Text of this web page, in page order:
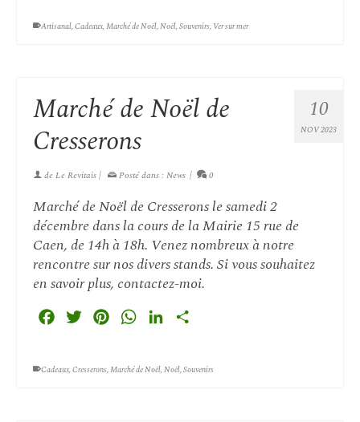
Artisanal,Cadeaux,Marché de Noël,Noël,Souvenirs,Ver sur mer
10
NOV 2023
Marché de Noël de
Cresserons
deLe Revitais| Posté dans : News | 0
Marché de Noël de Cresserons le samedi 2
décembre dans la cours de la Mairie 15 rue de
Caen, de 14h à 18h. Venez nombreux à notre
rencontre sur nos divers stands. Si vous souhaitez
en savoir plus, contactez-moi.
FacebookTwitterPinterestWhatsAppLinkedIn
Cadeaux,Cresserons,Marché de Noël,Noël,Souvenirs